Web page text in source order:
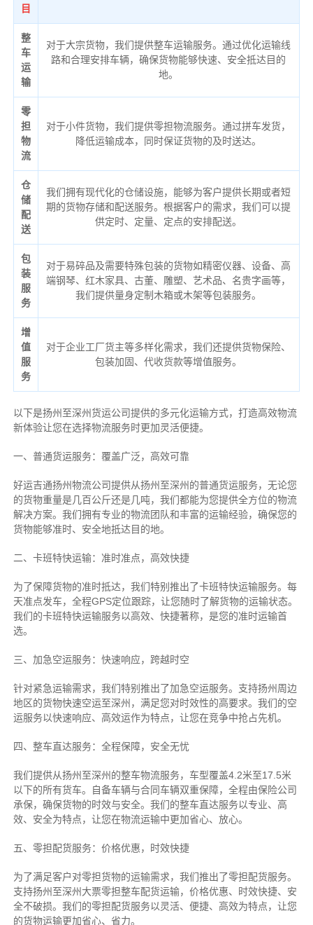
目
整
车
运
输
对于大宗货物，我们提供整车运输服务。通过优化运输线
路和合理安排车辆，确保货物能够快速、安全抵达目的
地。
零
担
物
流
对于小件货物，我们提供零担物流服务。通过拼车发货，
降低运输成本，同时保证货物的及时送达。
仓
储
配
送
我们拥有现代化的仓储设施，能够为客户提供长期或者短
期的货物存储和配送服务。根据客户的需求，我们可以提
供定时、定量、定点的安排配送。
包
装
服
务
对于易碎品及需要特殊包装的货物如精密仪器、设备、高
端钢琴、红木家具、古董、雕塑、艺术品、名贵字画等，
我们提供量身定制木箱或木架等包装服务。
增
值
服
务
对于企业工厂货主等多样化需求，我们还提供货物保险、
包装加固、代收货款等增值服务。
以下是扬州至深州货运公司提供的多元化运输方式，打造高效物流
新体验让您在选择物流服务时更加灵活便捷。
一、普通货运服务：覆盖广泛，高效可靠
好运吉通扬州物流公司提供从扬州至深州的普通货运服务，无论您
的货物重量是几百公斤还是几吨，我们都能为您提供全方位的物流
解决方案。我们拥有专业的物流团队和丰富的运输经验，确保您的
货物能够准时、安全地抵达目的地。
二、卡班特快运输：准时准点，高效快捷
为了保障货物的准时抵达，我们特别推出了卡班特快运输服务。每
天准点发车，全程GPS定位跟踪，让您随时了解货物的运输状态。
我们的卡班特快运输服务以高效、快捷著称，是您的准时运输首
选。
三、加急空运服务：快速响应，跨越时空
针对紧急运输需求，我们特别推出了加急空运服务。支持扬州周边
地区的货物快速空运至深州，满足您对时效性的高要求。我们的空
运服务以快速响应、高效运作为特点，让您在竞争中抢占先机。
四、整车直达服务：全程保障，安全无忧
我们提供从扬州至深州的整车物流服务，车型覆盖4.2米至17.5米
以下的所有货车。自备车辆与合同车辆双重保障，全程由保险公司
承保，确保货物的时效与安全。我们的整车直达服务以专业、高
效、安全为特点，让您在物流运输中更加省心、放心。
五、零担配货服务：价格优惠，时效快捷
为了满足客户对零担货物的运输需求，我们推出了零担配货服务。
支持扬州至深州大票零担整车配货运输，价格优惠、时效快捷、安
全不破损。我们的零担配货服务以灵活、便捷、高效为特点，让您
的货物运输更加省心、省力。